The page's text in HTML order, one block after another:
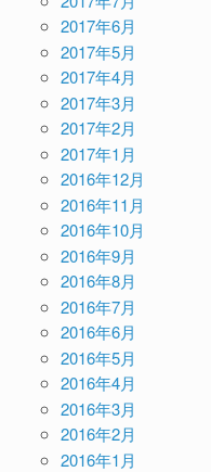
2017年6月
2017年5月
2017年4月
2017年3月
2017年2月
2017年1月
2016年12月
2016年11月
2016年10月
2016年9月
2016年8月
2016年7月
2016年6月
2016年5月
2016年4月
2016年3月
2016年2月
2016年1月